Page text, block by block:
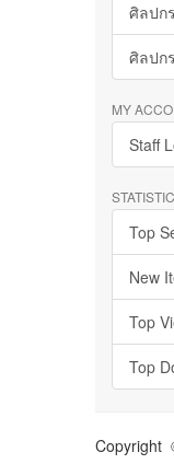
ศิลปก
ศิลปก
MY
Staff
STATISTIC
Top
New
Top
Top
Copyright